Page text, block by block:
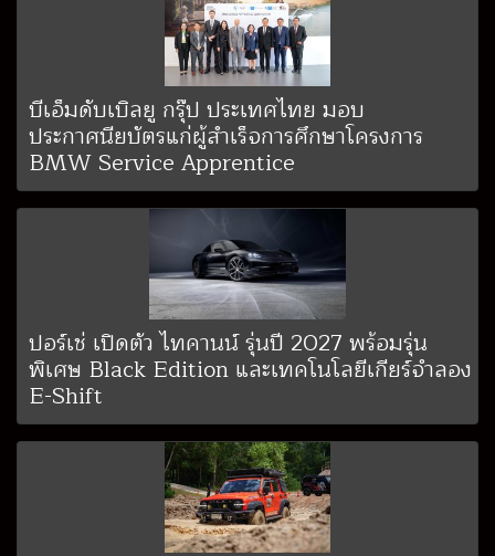
บีเอ็มดับเบิลยู กรุ๊ป ประเทศไทย มอบ
ประกาศนียบัตรแก่ผู้สำเร็จการศึกษาโครงการ
BMW Service Apprentice
ปอร์เช่ เปิดตัว ไทคานน์ รุ่นปี 2027 พร้อมรุ่น
พิเศษ Black Edition และเทคโนโลยีเกียร์จำลอง
E-Shift